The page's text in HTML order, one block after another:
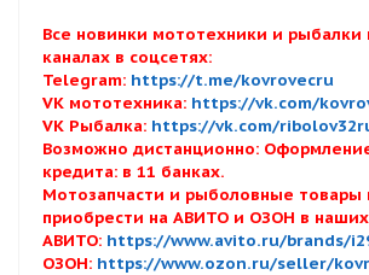
Все новинки мототехники и рыбалки
каналах в соцсетях:
Telegram: https://t.me/kovrovecru
VK мототехника: https://vk.com/
VK Рыбалка: https://vk.com/
Возможно дистанционно:
кредита: в 11 банках.
Мотозапчасти и рыболовные
приобрести на АВИТО и ОЗОН в наших
АВИТО: https://www.avito.ru/brands/
ОЗОН: https://www.ozon.ru/seller/